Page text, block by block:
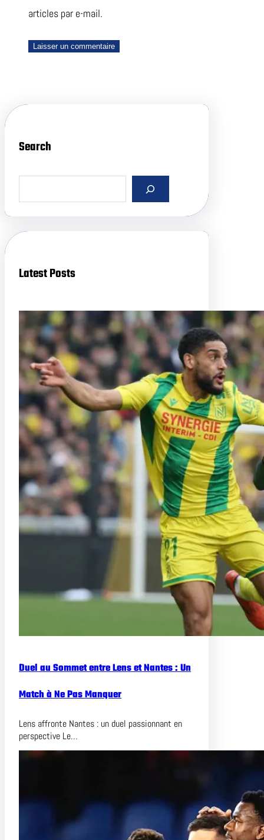
articles par e-mail.
Search
a
h
Latest Posts
Duel au Sommet entre Lens et Nantes : Un
Match à Ne Pas Manquer
Lens affronte Nantes : un duel passionnant en
perspective Le…